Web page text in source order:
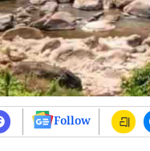
Follow